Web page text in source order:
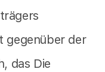
gegenüber der
das Die